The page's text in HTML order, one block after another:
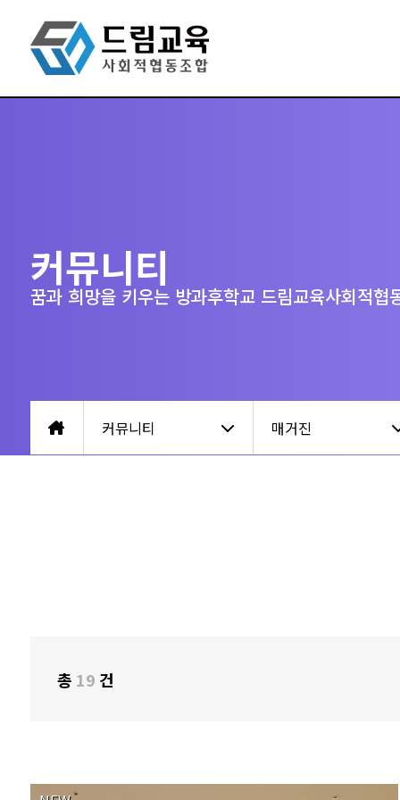
커뮤니티
꿈과 희망을 키우는 방과후학교 드림교육사회적협
커뮤니티 매거진
총 19 건